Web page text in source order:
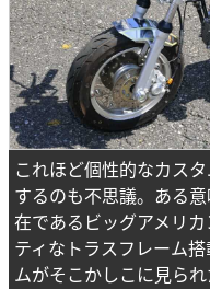
これほど個性的なカス
するのも不思議。ある
在であるビッグアメリ
ティなトラスフレーム
ムがそこかしこに見られ